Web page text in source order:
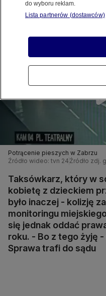
Potrącenie pieszych w Zabrzu
Źródło wideo: tvn 24 Źródło zdj.
Taksówkarz, który w
kobietę z dzieckiem
było inaczej - kolizję
monitoringu
się jednak oddać
roku. - Bo z tego żyję
Sprawa trafi do sądu
do wyboru reklam.
Lista partnerów (dostawców)